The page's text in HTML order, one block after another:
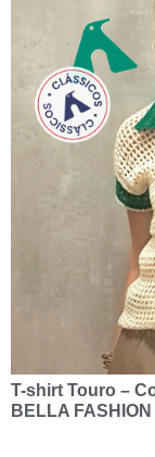
T-shirt Touro –
BELLA FASHION